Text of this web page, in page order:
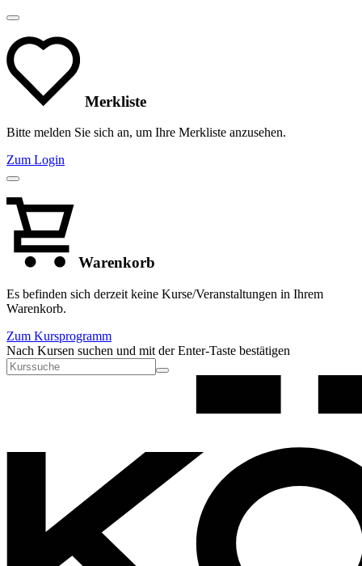
Merkliste
Bitte melden Sie sich an, um Ihre Merkliste anzusehen.
Zum Login
Warenkorb
Es befinden sich derzeit keine Kurse/Veranstaltungen in Ihrem
Warenkorb.
Zum Kursprogramm
Nach Kursen suchen und mit der Enter-Taste bestätigen